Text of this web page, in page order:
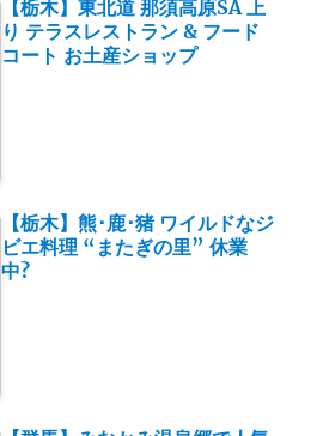
【栃木】東北道 那須高原SA 上
り テラスレストラン & フード
コート お土産ショップ
【栃木】熊･鹿･猪 ワイルドなジ
ビエ料理 “またぎの里” 休業
中?